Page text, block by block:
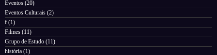
Eventos (20)
Eventos Culturais (2)
f (1)
Filmes (11)
Grupo de Estudo (11)
história (1)